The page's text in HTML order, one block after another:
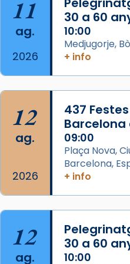
Photo
View on Facebook ·
Jaume, fill de
seu germà Joan i
acompanyava més
Segons el llibre dels
apòstol màrtir,
Herodes Agripa (vers
Regnes castellans i
Espanya.
11
ag.
2026
30 a 60
10:00
Medjugorje,
+ info
12
ag.
2026
437
Barcelona
09:00
Plaça Nova,
Barcelona,
+ info
12
ag.
30 a 60
10:00